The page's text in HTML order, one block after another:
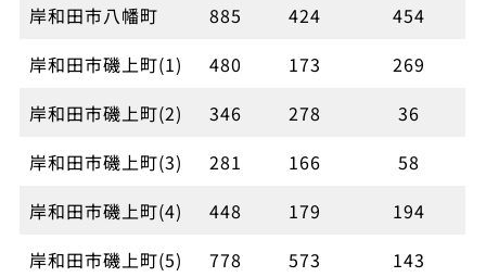
岸和田市八幡町
885 424
454
岸和田市磯上町(1)
480 173
269
岸和田市磯上町(2)
346 278
36
岸和田市磯上町(3)
281 166
58
岸和田市磯上町(4)
448 179
194
岸和田市磯上町(5)
778 573
143